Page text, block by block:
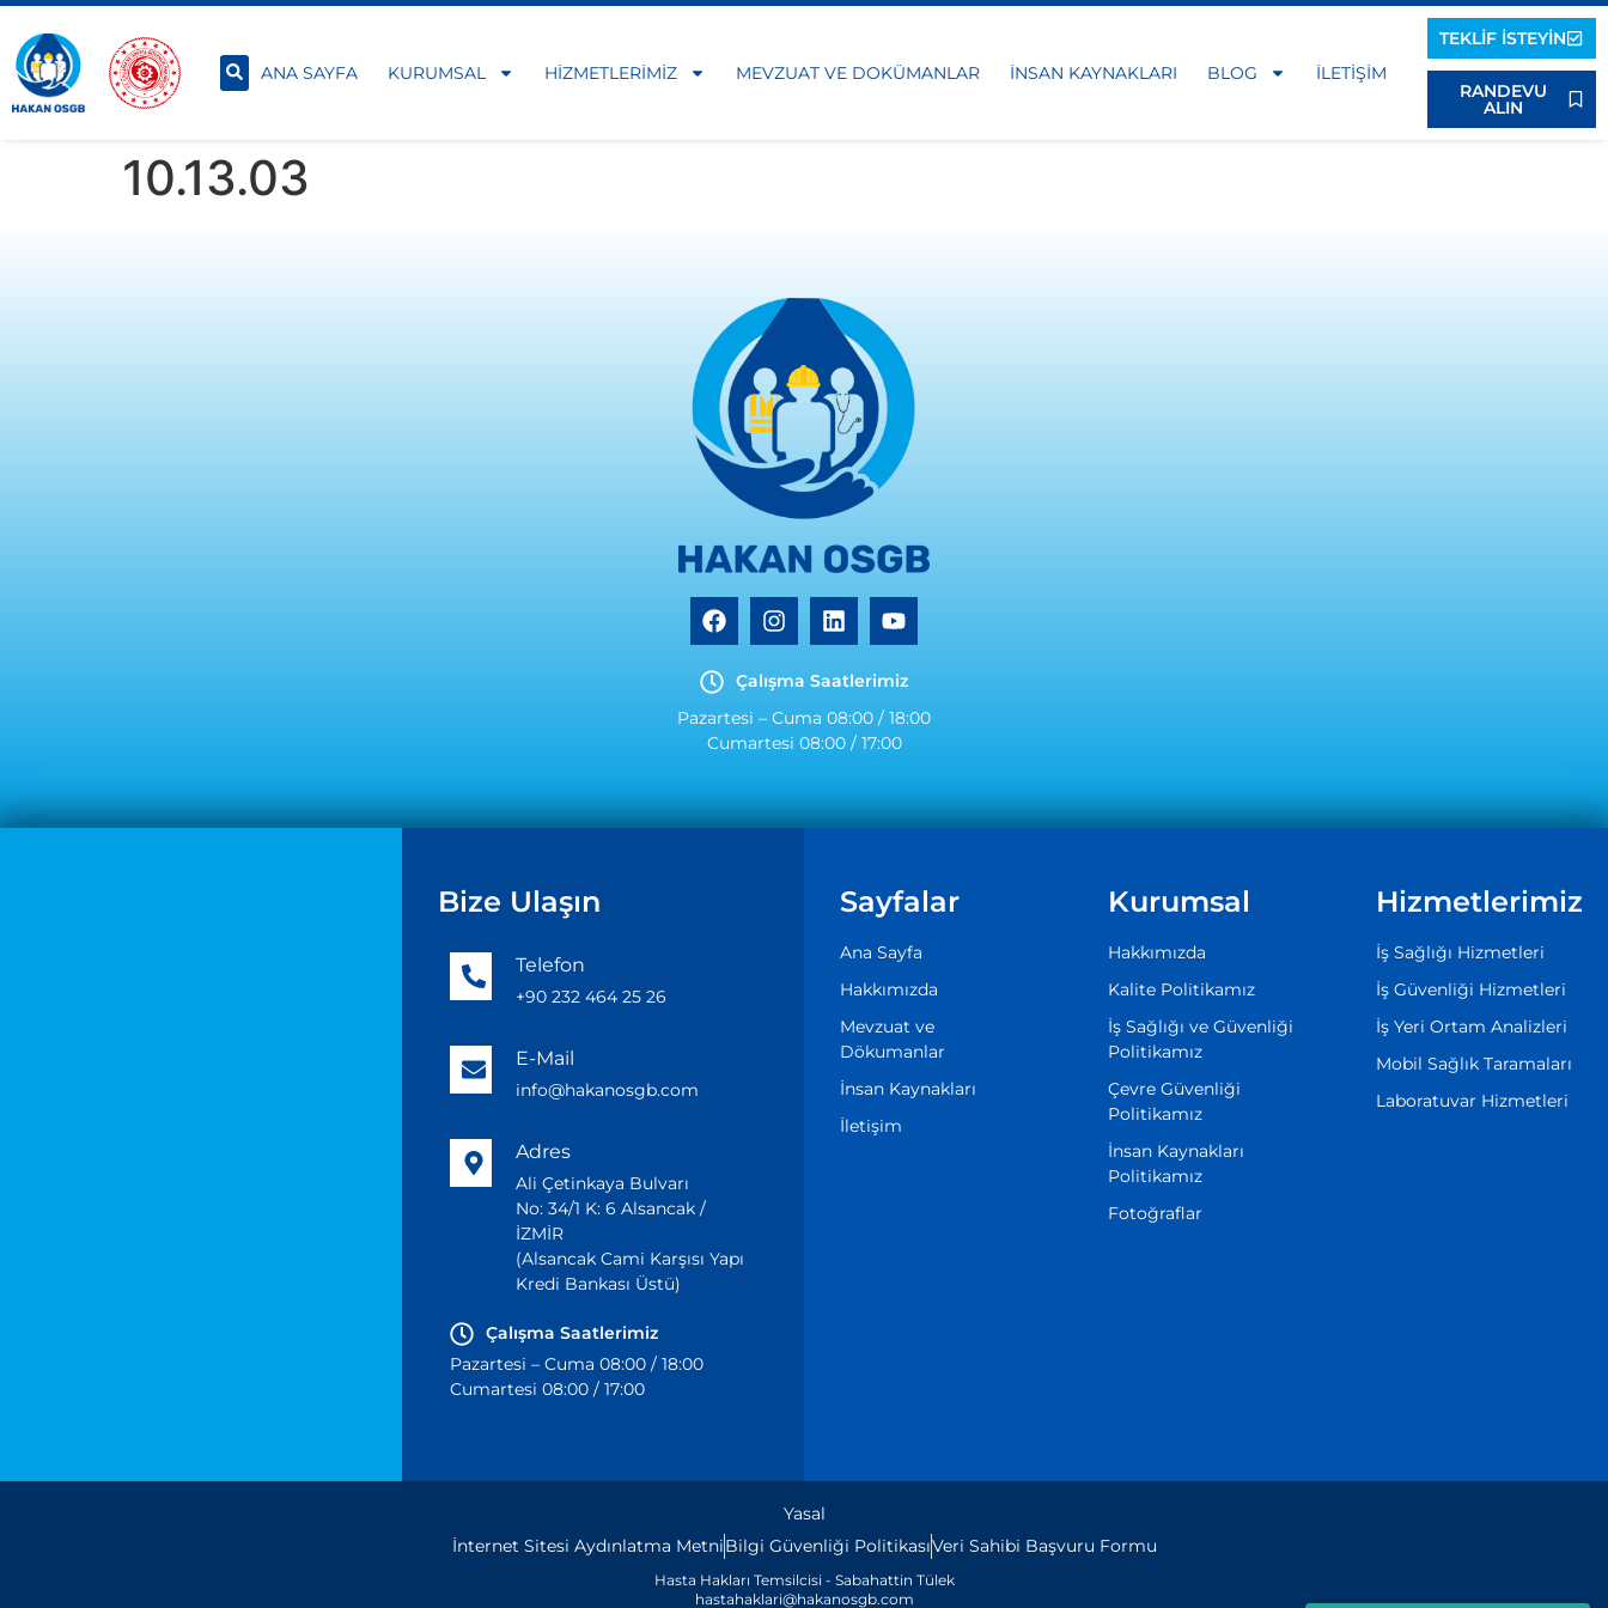
ANA SAYFA KURUMSAL HIZMETLERIMIZ MEVZUAT VE DOKÜMANLAR İNSAN KAYNAKLARI BLOG İLETIŞIM
TEKLIF İSTEYIN
RANDEVU
ALIN
10.13.03
Çalışma Saatlerimiz
Pazartesi – Cuma 08:00 / 18:00
Cumartesi 08:00 / 17:00
Bize Ulaşın
Telefon
+90 232 464 25 26
E-Mail
info@hakanosgb.com
Adres
Ali Çetinkaya Bulvarı
No: 34/1 K: 6 Alsancak /
İZMİR
(Alsancak Cami Karşısı Yapı
Kredi Bankası Üstü)
Çalışma Saatlerimiz
Pazartesi – Cuma 08:00 / 18:00
Cumartesi 08:00 / 17:00
Sayfalar
Ana Sayfa
Hakkımızda
Mevzuat ve
Dökumanlar
İnsan Kaynakları
İletişim
Kurumsal
Hakkımızda
Kalite Politikamız
İş Sağlığı ve Güvenliği
Politikamız
Çevre Güvenliği
Politikamız
İnsan Kaynakları
Politikamız
Fotoğraflar
Hizmetlerimiz
İş Sağlığı Hizmetleri
İş Güvenliği Hizmetleri
İş Yeri Ortam Analizleri
Mobil Sağlık Taramaları
Laboratuvar Hizmetleri
Yasal
İnternet Sitesi Aydınlatma MetniBilgi Güvenliği PolitikasıVeri Sahibi Başvuru Formu
Hasta Hakları Temsilcisi - Sabahattin Tülek
hastahaklari@hakanosgb.com